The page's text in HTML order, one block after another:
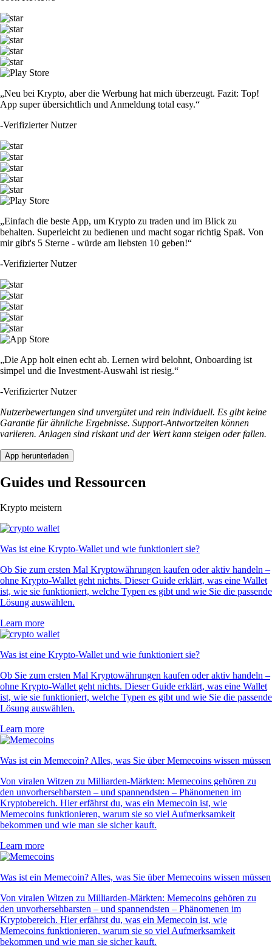
„Neu bei Krypto, aber die Werbung hat mich überzeugt. Fazit: Top!
App super übersichtlich und Anmeldung total easy.“
-Verifizierter Nutzer
„Einfach die beste App, um Krypto zu traden und im Blick zu
behalten. Superleicht zu bedienen und macht sogar richtig Spaß. Von
mir gibt's 5 Sterne - würde am liebsten 10 geben!“
-Verifizierter Nutzer
„Die App holt einen echt ab. Lernen wird belohnt, Onboarding ist
simpel und die Investment-Auswahl ist riesig.“
-Verifizierter Nutzer
Nutzerbewertungen sind unvergütet und rein individuell. Es gibt keine
Garantie für ähnliche Ergebnisse. Support-Antwortzeiten können
variieren. Anlagen sind riskant und der Wert kann steigen oder fallen.
App herunterladen
Guides und Ressourcen
Krypto meistern
Was ist eine Krypto-Wallet und wie funktioniert sie?
Ob Sie zum ersten Mal Kryptowährungen kaufen oder aktiv handeln –
ohne Krypto-Wallet geht nichts. Dieser Guide erklärt, was eine Wallet
ist, wie sie funktioniert, welche Typen es gibt und wie Sie die passende
Lösung auswählen.
Learn more
Was ist eine Krypto-Wallet und wie funktioniert sie?
Ob Sie zum ersten Mal Kryptowährungen kaufen oder aktiv handeln –
ohne Krypto-Wallet geht nichts. Dieser Guide erklärt, was eine Wallet
ist, wie sie funktioniert, welche Typen es gibt und wie Sie die passende
Lösung auswählen.
Learn more
Was ist ein Memecoin? Alles, was Sie über Memecoins wissen müssen
Von viralen Witzen zu Milliarden-Märkten: Memecoins gehören zu
den unvorhersehbarsten – und spannendsten – Phänomenen im
Kryptobereich. Hier erfährst du, was ein Memecoin ist, wie
Memecoins funktionieren, warum sie so viel Aufmerksamkeit
bekommen und wie man sie sicher kauft.
Learn more
Was ist ein Memecoin? Alles, was Sie über Memecoins wissen müssen
Von viralen Witzen zu Milliarden-Märkten: Memecoins gehören zu
den unvorhersehbarsten – und spannendsten – Phänomenen im
Kryptobereich. Hier erfährst du, was ein Memecoin ist, wie
Memecoins funktionieren, warum sie so viel Aufmerksamkeit
bekommen und wie man sie sicher kauft.